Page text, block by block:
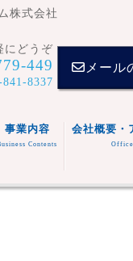
株式会社
にどうぞ
449
841-8337
メール
事業内容
Contents
会社概要・
Office